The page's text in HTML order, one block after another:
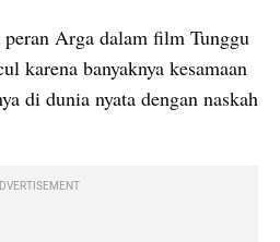
Arga dalam film Tunggu
karena banyaknya kesamaan
di dunia nyata dengan naskah